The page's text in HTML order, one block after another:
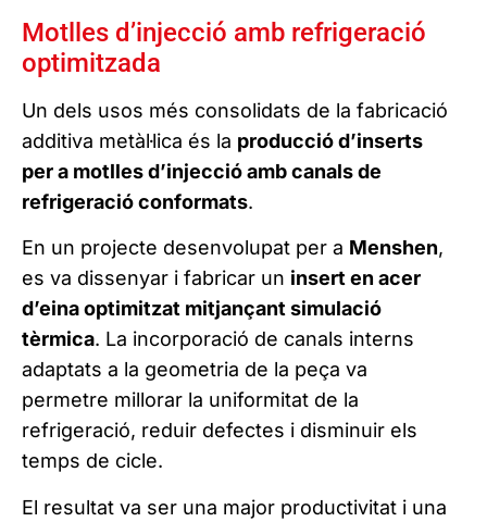
Motlles d’injecció amb refrigeració
optimitzada
Un dels usos més consolidats de la fabricació
additiva metàl·lica és la producció d’inserts
per a motlles d’injecció amb canals de
refrigeració conformats.
En un projecte desenvolupat per a Menshen,
es va dissenyar i fabricar un insert en acer
d’eina optimitzat mitjançant simulació
tèrmica. La incorporació de canals interns
adaptats a la geometria de la peça va
permetre millorar la uniformitat de la
refrigeració, reduir defectes i disminuir els
temps de cicle.
El resultat va ser una major productivitat i una